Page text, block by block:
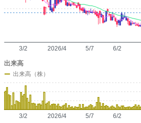
2026/4
3/2 5/7 6/2
2026/4
3/2 5/7 6/2
出来高
出来高（株）